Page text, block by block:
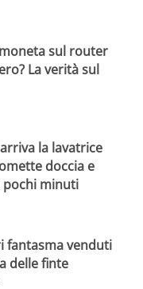
sul router
La verità sul
la lavatrice
doccia e
pochi minuti
fantasma venduti
delle finte